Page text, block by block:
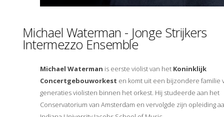
Michael Waterman - Jonge Strijkers
Intermezzo Ensemble
Michael Waterman is eerste violist van het Koninklijk
Concertgebouworkest en komt uit een bijzondere familie
generaties violisten binnen het orkest. Hij studeerde aan het
Conservatorium van Amsterdam en vervolgde zijn opleiding